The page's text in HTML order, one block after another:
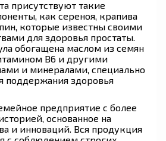
присутствуют такие
как сереноя, крапива
которые известны своими
для здоровья простаты.
обогащена маслом из семян
B6 и другими
и минералами, специально
поддержания здоровья
предприятие с более
основанное на
и инноваций. Вся продукция